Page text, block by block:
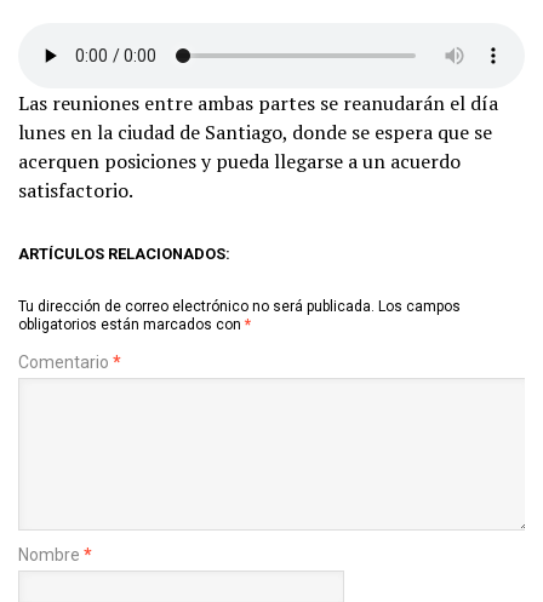
Las reuniones entre ambas partes se reanudarán el día
lunes en la ciudad de Santiago, donde se espera que se
acerquen posiciones y pueda llegarse a un acuerdo
satisfactorio.
ARTÍCULOS RELACIONADOS:
Tu dirección de correo electrónico no será publicada. Los campos
obligatorios están marcados con *
Comentario *
Nombre *